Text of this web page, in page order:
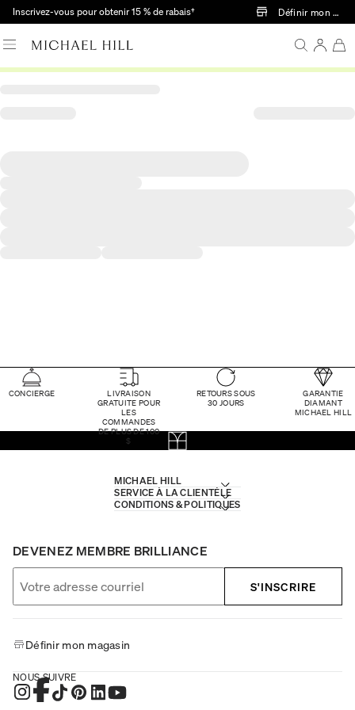
Passer au contenu principal
Inscrivez-vous pour obtenir 15 % de rabais† Définir mon
CONCIERGE
LIVRAISON
GRATUITE POUR
LES
COMMANDES
DE PLUS DE 100
$
RETOURS SOUS
30 JOURS
GARANTIE
DIAMANT
MICHAEL HILL
MICHAEL HILL
SERVICE À LA CLIENTÈLE
CONDITIONS & POLITIQUES
DEVENEZ MEMBRE BRILLIANCE
S'INSCRIRE
Définir mon magasin
NOUS SUIVRE